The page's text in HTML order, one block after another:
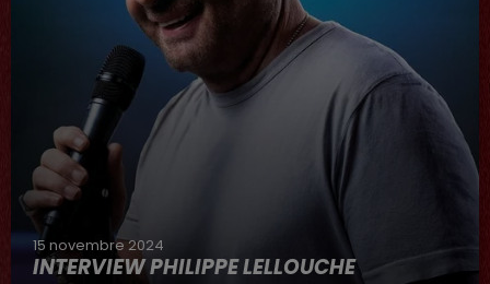
15 novembre 2024
INTERVIEW PHILIPPE LELLOUCHE